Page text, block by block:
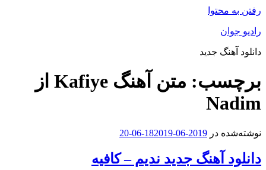
رفتن به محتوا
رادیو جوان
دانلود آهنگ جدید
برچسب:
متن آهنگ Kafiye از
Nadim
نوشته‌شده در 2019-06-18
2019-06-20
دانلود آهنگ جدید ندیم – کافیه